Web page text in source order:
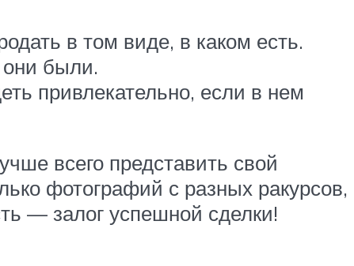
в том виде, в каком есть.
были.
привлекательно, если в нем
всего представить свой
фотографий с разных ракурсов,
— залог успешной сделки!